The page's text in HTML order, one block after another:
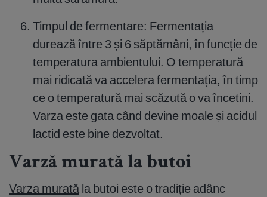
Timpul de fermentare: Fermentația
durează între 3 și 6 săptămâni, în funcție de
temperatura ambientului. O temperatură
mai ridicată va accelera fermentația, în timp
ce o temperatură mai scăzută o va încetini.
Varza este gata când devine moale și acidul
lactid este bine dezvoltat.
Varză murată la butoi
Varza murată la butoi este o tradiție adânc